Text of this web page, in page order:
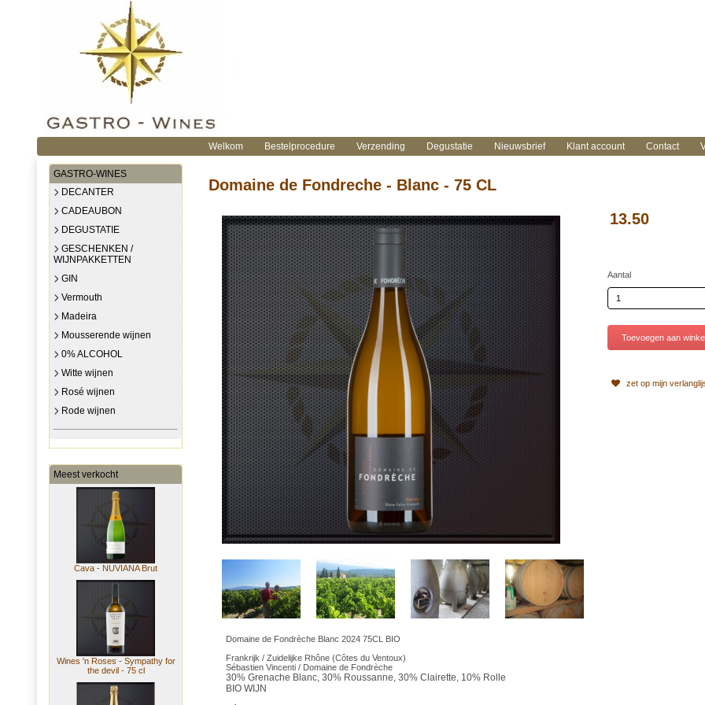
Welkom Bestelprocedure Verzending Degustatie Nieuwsbrief Klant account Contact
GASTRO-WINES
DECANTER
CADEAUBON
DEGUSTATIE
GESCHENKEN /
WIJNPAKKETTEN
GIN
Vermouth
Madeira
Mousserende wijnen
0% ALCOHOL
Witte wijnen
Rosé wijnen
Rode wijnen
Meest verkocht
Cava - NUVIANA Brut
Wines 'n Roses - Sympathy for
the devil - 75 cl
Domaine de Fondreche - Blanc - 75 CL
13.50
Aantal
zet op mijn
Domaine de Fondrèche Blanc 2024 75CL BIO
Frankrijk / Zuidelijke Rhône (Côtes du Ventoux)
Sébastien Vincenti / Domaine de Fondrèche
30% Grenache Blanc, 30% Roussanne, 30% Clairette, 10% Rolle
BIO WIJN